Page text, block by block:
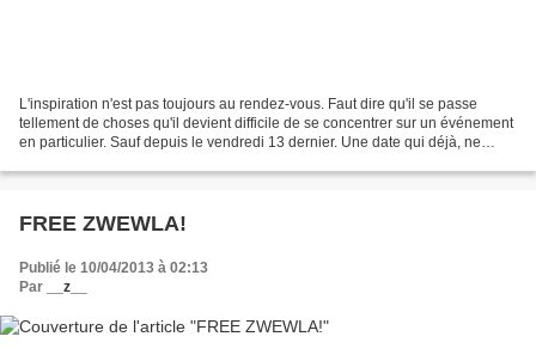
L'inspiration n'est pas toujours au rendez-vous. Faut dire qu'il se passe
tellement de choses qu'il devient difficile de se concentrer sur un événement
en particulier. Sauf depuis le vendredi 13 dernier. Une date qui déjà, ne
FREE ZWEWLA!
Publié le 10/04/2013 à 02:13
Par
__z__